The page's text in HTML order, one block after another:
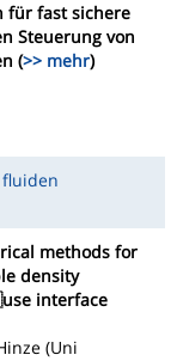
für fast sichere
Steuerung von
(>> mehr)
fluiden
methods for
density
interface
(Uni